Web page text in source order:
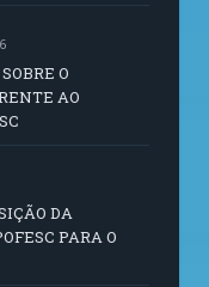
O
AO
DA
PARA O